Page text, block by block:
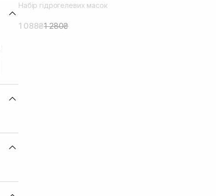
Набір гідрогелевих масок
1 088₴1 280₴